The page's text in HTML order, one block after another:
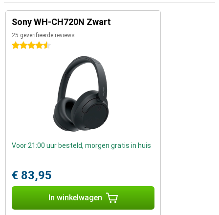
Sony WH-CH720N Zwart
25 geverifieerde reviews
4.5 sterren
Voor 21:00 uur besteld, morgen gratis in huis
€ 83,95
In winkelwagen